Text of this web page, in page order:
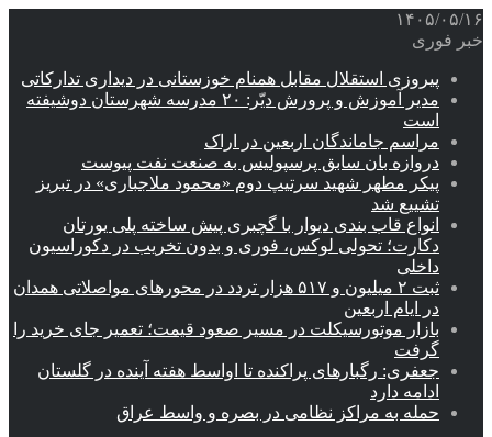
۱۴۰۵/۰۵/۱۶
خبر فوری
پیروزی استقلال مقابل همنام خوزستانی در دیداری تدارکاتی
مدیر آموزش و پرورش دیّر: ۲۰ مدرسه شهرستان دوشیفته
است
مراسم جاماندگان اربعین در اراک
دروازه بان سابق پرسپولیس به صنعت نفت پیوست
پیکر مطهر شهید سرتیپ دوم «محمود ملاجباری» در تبریز
تشییع شد
انواع قاب بندی دیوار با گچبری پیش ساخته پلی یورتان
دکارت؛ تحولی لوکس، فوری و بدون تخریب در دکوراسیون
داخلی
ثبت ۲ میلیون و ۵۱۷ هزار تردد در محورهای مواصلاتی همدان
در ایام اربعین
بازار موتورسیکلت در مسیر صعود قیمت؛ تعمیر جای خرید را
گرفت
جعفری: رگبارهای پراکنده تا اواسط هفته آینده در گلستان
ادامه دارد
حمله به مراکز نظامی در بصره و واسط عراق